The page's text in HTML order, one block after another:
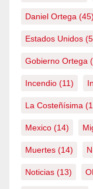
Daniel Ortega (45)
Estados Unidos
Gobierno Ortega
Incendio (11)
La Costeñísima
Mexico (14)
Muertes (14)
Noticias (13)